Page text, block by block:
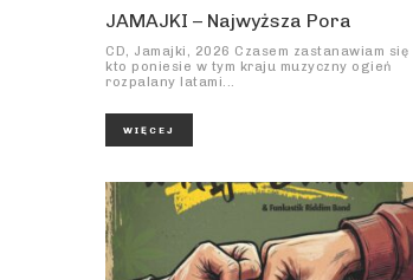
JAMAJKI – Najwyższa Pora
CD, Jamajki, 2026 Czasem zastanawiam się
kto poniesie w tym kraju muzyczny ogień
rozpalany latami...
WIĘCEJ